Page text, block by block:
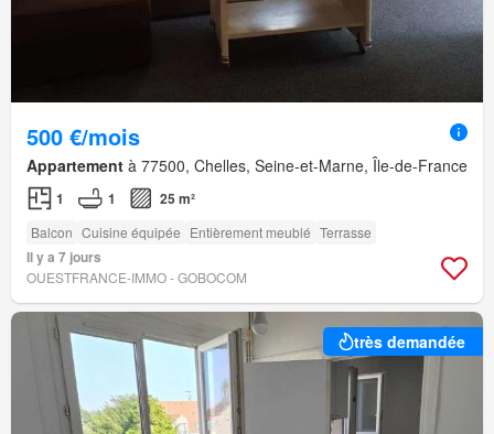
500 €/mois
Appartement à 77500, Chelles, Seine-et-Marne, Île-de-France
1 1 25 m²
Balcon Cuisine équipée Entièrement meublé Terrasse
Il y a 7 jours
OUESTFRANCE-IMMO - GOBOCOM
très demandée